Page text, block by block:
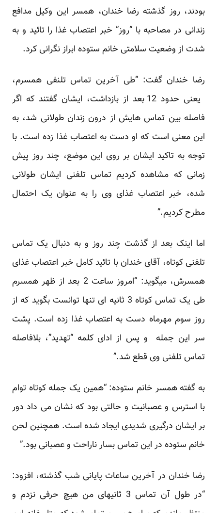
بودند، روز گذشته رضا خندان، همسر این وکیل مدافع
زندانی در مصاحبه با “روز” خبر اعتصاب غذا را تائید و به
شدت از وضعیت سلامتی خانم ستوده ابراز نگرانی کرد.
رضا خندان گفت: “طی آخرین تماس تلنفی همسرم،
یعنی حدود 12 بعد از بازداشت، ایشان گفتند که اگر
فاصله بین تماس هایش از درون زندان طولانی شد، به
این معنی است که او دست به اعتصاب غذا زده است. با
توجه به تاکید ایشان بر روی این موضع، چند روز پیش
زمانی که مشاهده کردیم تماس تلفنی ایشان طولانی
شده، خبر اعتصاب غذای وی را به عنوان یک احتمال
مطرح کردیم.”
اما اینک بعد از گذشت چند روز و به دنبال یک تماس
تلفنی کوتاه، آقای خندان با تائید کامل خبر اعتصاب غذای
همسرش، می­گوید: “امروز ساعت 2 بعد از ظهر همسرم
طی یک تماس کوتاه 3 ثانیه ای تنها توانست بگوید که از
روز سوم مهرماه دست به اعتصاب غذا زده است. پشت
سر این جمله و پس از ادای کلمه “تهدید”، بلافاصله
تماس تلفنی وی قطع شد.”
به گفته همسر خانم ستوده: “همین یک جمله کوتاه توام
با استرس و عصبانیت و حالتی بود که نشان می داد دور
بر ایشان درگیری شدیدی ایجاد شده است. همچنین لحن
خانم ستوده در این تماس بسار ناراحت و عصبانی بود.”
رضا خندان در آخرین ساعات پایانی شب گذشته، افزود:
“در طول آن تماس 3 ثانیه­ای من هیچ حرفی نزدم و